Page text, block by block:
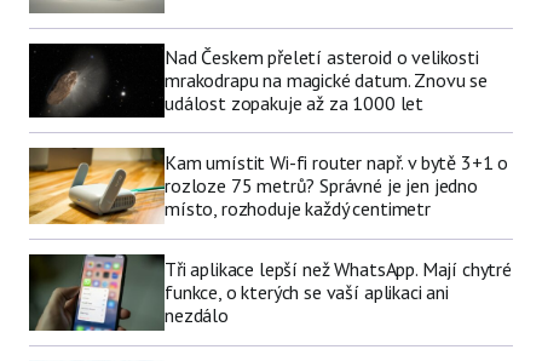
Nad Českem přeletí asteroid o velikosti
mrakodrapu na magické datum. Znovu se
událost zopakuje až za 1000 let
Kam umístit Wi-fi router např. v bytě 3+1 o
rozloze 75 metrů? Správné je jen jedno
místo, rozhoduje každý centimetr
Tři aplikace lepší než WhatsApp. Mají chytré
funkce, o kterých se vaší aplikaci ani
nezdálo